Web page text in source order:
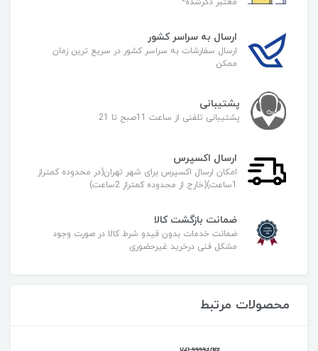
ارسال به سراسر کشور
ارسال سفارشات به سراسر کشور در سریع ترین زمان
ممکن
پشتیبانی
پشتیبانی تلفنی از ساعت 11صبح تا 21
ارسال اکسپرس
امکان ارسال اکسپرس برای شهر تهران(در محدوده کمتراز
1ساعت)(خارج از محدوده کمتراز 2ساعت)
ضمانت بازگشت کالا
ضمانت خدمات بدون قیدو شرط کالا در صورت وجود
مشکل فنی درخرید غیرحضوری
محصولات مرتبط